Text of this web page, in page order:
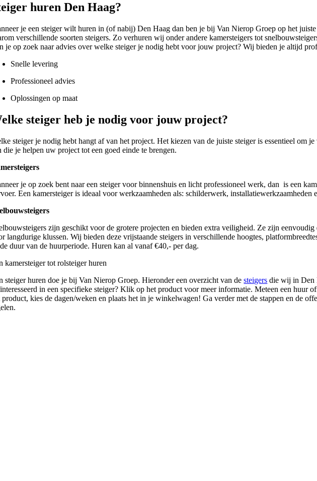
huren Den Haag?
je een steiger wilt huren in (of nabij) Den Haag dan ben je bij Van Nierop Groep op het
verschillende soorten steigers. Zo verhuren wij onder andere kamersteigers tot
je op zoek naar advies over welke steiger je nodig hebt voor jouw project? Wij bieden je altijd
Snelle levering
Professioneel advies
Oplossingen op maat
steiger heb je nodig voor jouw project?
steiger je nodig hebt hangt af van het project. Het kiezen van de juiste steiger is essentieel
die je helpen uw project tot een goed einde te brengen.
je op zoek bent naar een steiger voor binnenshuis en licht professioneel werk, dan is een
Een kamersteiger is ideaal voor werkzaamheden als: schilderwerk, installatiewerkzaamheden
zijn geschikt voor de grotere projecten en bieden extra veiligheid. Ze zijn
langdurige klussen. Wij bieden deze vrijstaande steigers in verschillende hoogtes,
duur van de huurperiode. Huren kan al vanaf €40,- per dag.
kamersteiger tot rolsteiger huren
steiger huren doe je bij Van Nierop Groep. Hieronder een overzicht van desteigers die wij in Den
in een specifieke steiger? Klik op het product voor meer informatie. Meteen een
product, kies de dagen/weken en plaats het in je winkelwagen! Ga verder met de stappen en de